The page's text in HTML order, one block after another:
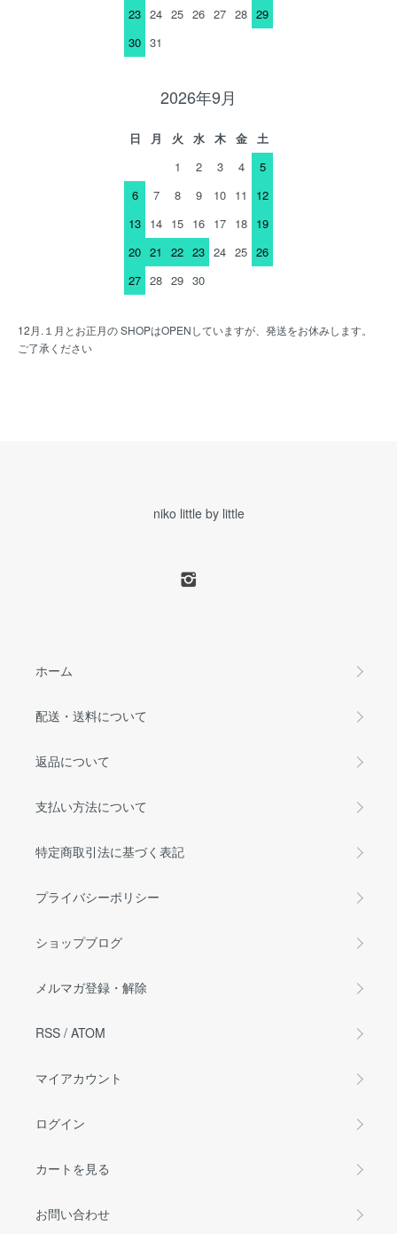
23 24 25 26 27 28 29
30 31
2026年9月
日 月 火 水 木 金
土
1
2 3 4
5
6
7 8 9 10 11
12
13 14 15 16 17 18 19
20 21 22 23 24 25 26
27 28 29 30
12月.１月とお正月の SHOPはOPENしていますが、発送をお休みします。
ご了承ください
niko little by little
ホーム
配送・送料について
返品について
支払い方法について
特定商取引法に基づく表記
プライバシーポリシー
ショップブログ
メルマガ登録・解除
RSS / ATOM
マイアカウント
ログイン
カートを見る
お問い合わせ